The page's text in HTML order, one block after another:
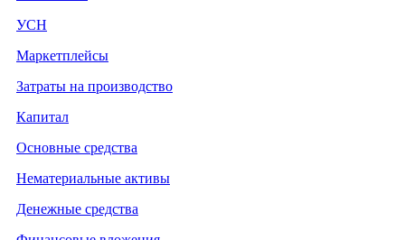
УСН
Маркетплейсы
Затраты на производство
Капитал
Основные средства
Нематериальные активы
Денежные средства